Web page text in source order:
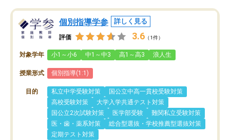
個別指導学参 詳しく見る
評価 3.6 （1件）
対象学年 小1～小6 中1～中3 高1～高3 浪人生
授業形式 個別指導(1:1)
目的 私立中学受験対策
国公立中高一貫校受験対策
高校受験対策
大学入学共通テスト対策
国公立2次試験対策
医学部受験
難関私立受験対策
医・歯・薬系対策
総合型選抜・学校推薦型選抜対策
定期テスト対策